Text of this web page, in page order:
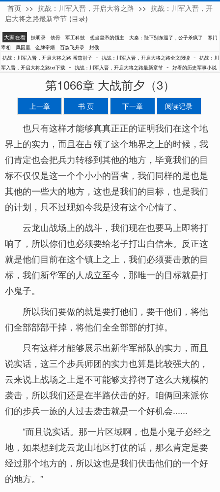
番茄肘子
首页 >> 抗战：川军入晋，开启大将之路 >> 抗战：川军入晋，开
启大将之路最新章节 (目录)
大家在看 扶明录 铁骨 军工科技 想当皇帝的领主 大秦：陛下别东巡了，公子杀疯了
寒门
宰相
凤囚凰 金牌帝婿 百炼飞升录
封侯
抗战：川军入晋，开启大将之路 番茄肘子 - 抗战：川军入晋，开启大将之路全文阅读 - 抗战：川
军入晋，开启大将之路txt下载 - 抗战：川军入晋，开启大将之路最新章节 - 好看的历史军事小说
第1066章 大战前夕（3）
上一章 书 页 下一章 阅读记录
也只有这样才能够真真正正的证明我们在这个地
界上的实力，而且在占领了这个地界之上的时候，我
们肯定也会把兵力转移到其他的地方，毕竟我们的目
标不仅仅是这一个个小小的晋省，我们同样的是也是
其他的一些大的地方，这也是我们的目标，也是我们
的计划，只不过现如今我是没有这个心情了。
云龙山战场上的战斗，我们现在也要马上即将打
响了，所以你们也必须要给老子打出自信来。反正这
就是他们目前在这个镇上之上，我们必须要击败的目
标，我们新华军的人成立至今，那唯一的目标就是打
小鬼子。
所以我们要做的就是要打他们，要干他们，将他
们全部部部干掉，将他们全全部部的打掉。
只有这样才能够展示出新华军部队的实力，而且
说实话，这三个步兵师团的实力也算是比较强大的，
云来说上战场之上是不可能够支撑得了这么大规模的
袭击，所以我们还是在半路伏击的好。咱俩回来派你
们的步兵一旅的人过去袭击就是一个好机会......
“而且说实话。那一片区域啊，也是小鬼子必经之
地，如果想到龙云龙山地区打仗的话，那么肯定是要
经过那个地方的，所以这也是我们伏击他们的一个好
的地方。”